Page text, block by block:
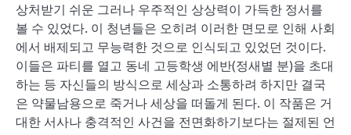
상처받기 쉬운 그러나 우주적인 상상력이 가득한 정서를
볼 수 있었다. 이 청년들은 오히려 이러한 면모로 인해 사회
에서 배제되고 무능력한 것으로 인식되고 있었던 것이다.
이들은 파티를 열고 동네 고등학생 에반(정새별 분)을 초대
하는 등 자신들의 방식으로 세상과 소통하려 하지만 결국
은 약물남용으로 죽거나 세상을 떠돌게 된다. 이 작품은 거
대한 서사나 충격적인 사건을 전면화하기보다는 절제된 언